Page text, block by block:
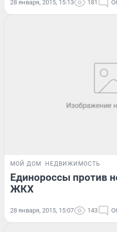
28 января, 2015, 15:13 181
МОЙ ДОМ НЕДВИЖИМОСТЬ
Единороссы против
ЖКХ
28 января, 2015, 15:07 143